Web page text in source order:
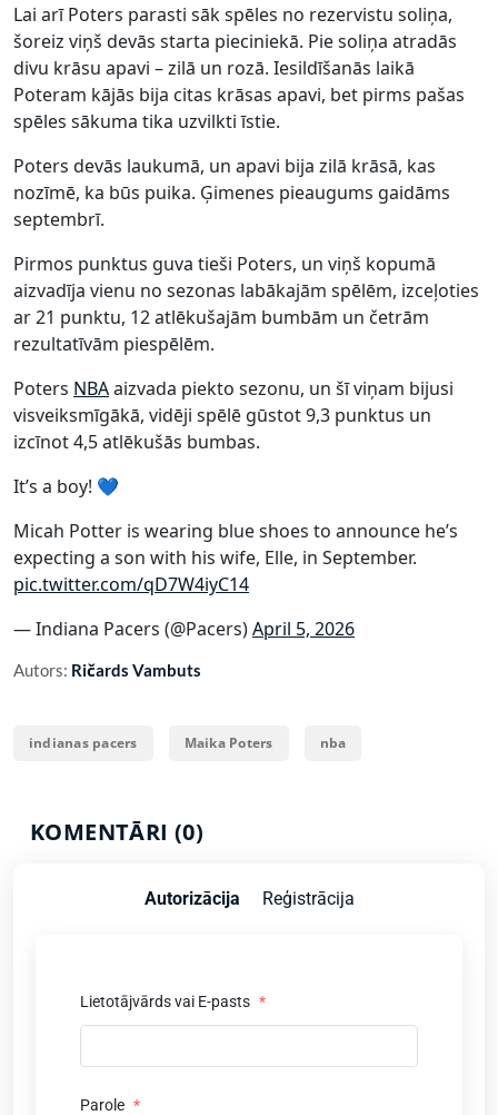
Lai arī Poters parasti sāk spēles no rezervistu soliņa,
šoreiz viņš devās starta pieciniekā. Pie soliņa atradās
divu krāsu apavi – zilā un rozā. Iesildīšanās laikā
Poteram kājās bija citas krāsas apavi, bet pirms pašas
spēles sākuma tika uzvilkti īstie.
Poters devās laukumā, un apavi bija zilā krāsā, kas
nozīmē, ka būs puika. Ģimenes pieaugums gaidāms
septembrī.
Pirmos punktus guva tieši Poters, un viņš kopumā
aizvadīja vienu no sezonas labākajām spēlēm, izceļoties
ar 21 punktu, 12 atlēkušajām bumbām un četrām
rezultatīvām piespēlēm.
Poters NBAaizvada piekto sezonu, un šī viņam bijusi
visveiksmīgākā, vidēji spēlē gūstot 9,3 punktus un
izcīnot 4,5 atlēkušās bumbas.
It’s a boy! 💙
Micah Potter is wearing blue shoes to announce he’s
expecting a son with his wife, Elle, in September.
pic.twitter.com/qD7W4iyC14
— Indiana Pacers (@Pacers)April 5, 2026
Autors: Ričards Vambuts
indianas pacers Maika Poters nba
KOMENTĀRI (0)
Autorizācija Reģistrācija
Lietotājvārds vai E-pasts *
Parole *